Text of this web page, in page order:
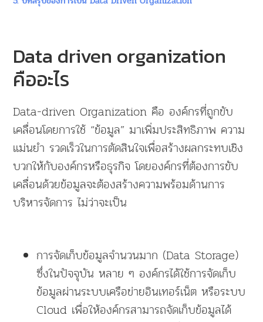
Data driven organization
คืออะไร
Data-driven Organization คือ องค์กรที่ถูกขับ
เคลื่อนโดยการใช้ “ข้อมูล” มาเพิ่มประสิทธิภาพ ความ
แม่นยำ รวดเร็วในการตัดสินใจเพื่อสร้างผลกระทบเชิง
บวกให้กับองค์กรหรือธุรกิจ โดยองค์กรที่ต้องการขับ
เคลื่อนด้วยข้อมูลจะต้องสร้างความพร้อมด้านการ
บริหารจัดการ ไม่ว่าจะเป็น
การจัดเก็บข้อมูลจำนวนมาก (Data Storage)
ซึ่งในปัจจุบัน หลาย ๆ องค์กรได้ใช้การจัดเก็บ
ข้อมูลผ่านระบบเครือข่ายอินเทอร์เน็ต หรือระบบ
Cloud เพื่อให้องค์กรสามารถจัดเก็บข้อมูลได้